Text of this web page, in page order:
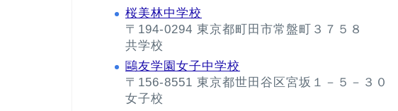
桜美林中学校
〒194-0294 東京都町田市常盤町３７５８
共学校
鷗友学園女子中学校
〒156-8551 東京都世田谷区宮坂１－５－３０
女子校